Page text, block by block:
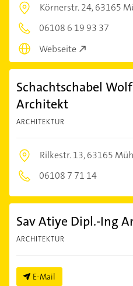
Körnerstr. 24,63165
06108 6 19 93 37
Webseite
Schachtschabel
Architekt
ARCHITEKTUR
Rilkestr. 13,63165
06108 7 71 14
Sav Atiye Dipl.-Ing
ARCHITEKTUR
E-Mail